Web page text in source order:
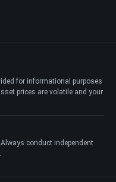
for informational purposes
prices are volatile and your
conduct independent